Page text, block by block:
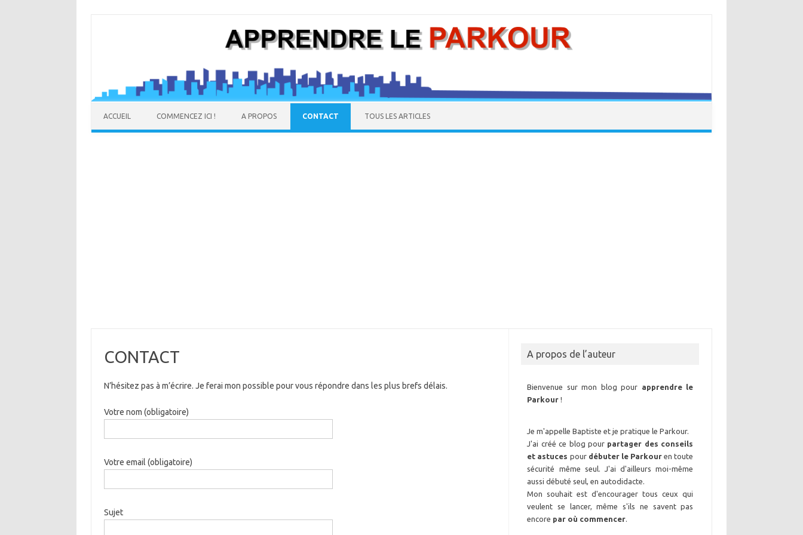
ACCUEIL COMMENCEZ ICI ! A PROPOS CONTACT TOUS LES ARTICLES
CONTACT
N’hésitez pas à m’écrire. Je ferai mon possible pour vous répondre dans les plus brefs délais.
Votre nom (obligatoire)
Votre email (obligatoire)
Sujet
A propos de l’auteur
Bienvenue sur mon blog pour apprendre le
Parkour !
Je m'appelle Baptiste et je pratique le Parkour.
J'ai créé ce blog pour partager des conseils
et astuces pour débuter le Parkour en toute
sécurité même seul. J'ai d'ailleurs moi-même
aussi débuté seul, en autodidacte.
Mon souhait est d'encourager tous ceux qui
veulent se lancer, même s'ils ne savent pas
encore par où commencer